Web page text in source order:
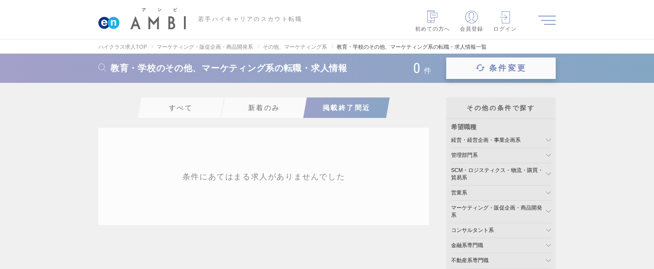
若手ハイキャリアのスカウト転職
初めての方へ
会員登録 ログイン
ハイクラス求人TOP マーケティング・販促企画・商品開発系 その他、マーケティング系 教育・学校のその他、マーケティング系の転職・求人情報一覧
教育・学校のその他、マーケティング系の転職・求人情報 0 件 条件変更
すべて 新着のみ 掲載終了間近
条件にあてはまる求人がありませんでした
その他の条件で探す
希望職種
経営・経営企画・事業企画系
管理部門系
SCM・ロジスティクス・物流・購買・
貿易系
営業系
マーケティング・販促企画・商品開発
系
コンサルタント系
金融系専門職
不動産系専門職